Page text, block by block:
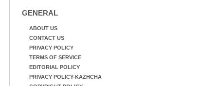
GENERAL
ABOUT US
CONTACT US
PRIVACY POLICY
TERMS OF SERVICE
EDITORIAL POLICY
PRIVACY POLICY-KAZHCHA